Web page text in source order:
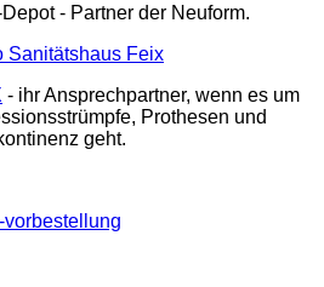
- Partner der Neuform.
- ihr Ansprechpartner, wenn es um
Prothesen und
geht.